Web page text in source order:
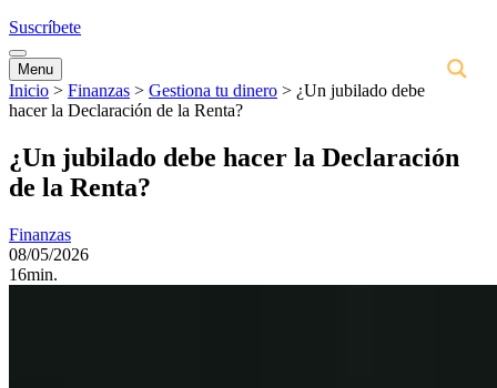
Suscríbete
Menu
Inicio > Finanzas > Gestiona tu dinero > ¿Un jubilado debe
hacer la Declaración de la Renta?
¿Un jubilado debe hacer la Declaración
de la Renta?
Finanzas
08/05/2026
16min.